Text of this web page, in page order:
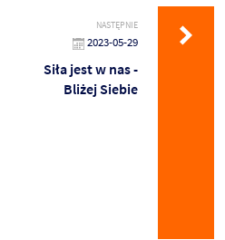
NASTĘPNIE
2023-05-29
Siła jest w nas -
Bliżej Siebie